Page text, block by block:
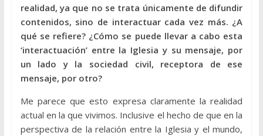
realidad, ya que no se trata únicamente de difundir
contenidos, sino de interactuar cada vez más. ¿A
qué se refiere? ¿Cómo se puede llevar a cabo esta
‘interactuación’ entre la Iglesia y su mensaje, por
un lado y la sociedad civil, receptora de ese
mensaje, por otro?
Me parece que esto expresa claramente la realidad
actual en la que vivimos. Inclusive el hecho de que en la
perspectiva de la relación entre la Iglesia y el mundo,